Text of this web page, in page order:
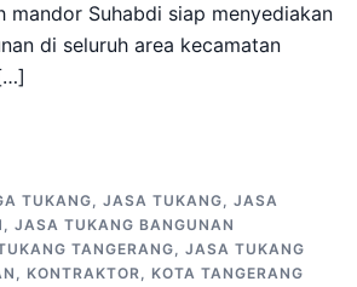
mandor Suhabdi siap menyediakan
di seluruh area kecamatan
TUKANG, JASA TUKANG, JASA
, JASA TUKANG BANGUNAN
TANGERANG, JASA TUKANG
, KONTRAKTOR, KOTA TANGERANG